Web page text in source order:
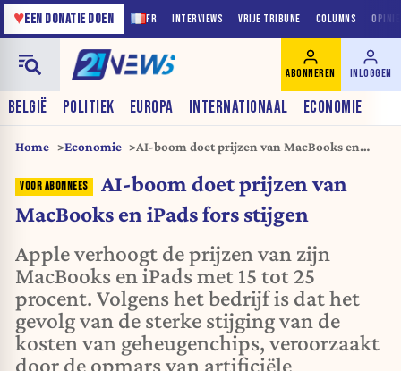
FR INTERVIEWS VRIJE TRIBUNE COLUMNS
♥EEN DONATIE DOEN
BELGIË POLITIEK EUROPA INTERNATIONAAL ECONOMIE
ABONNEREN INLOGGEN
Home Economie
AI-boom doet prijzen van MacBooks en
AI-boom doet prijzen van
MacBooks en iPads fors stijgen
Apple verhoogt de prijzen van zijn
MacBooks en iPads met 15 tot 25
procent. Volgens het bedrijf is dat het
gevolg van de sterke stijging van de
kosten van geheugenchips, veroorzaakt
door de opmars van artificiële